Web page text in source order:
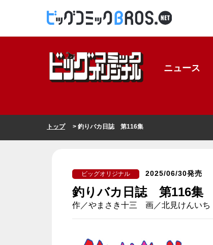
ニュース
トップ> 釣りバカ日誌 第116集
ビッグオリジナル 2025/06/30発売
釣りバカ日誌 第116集
作／やまさき十三 画／北見けんいち